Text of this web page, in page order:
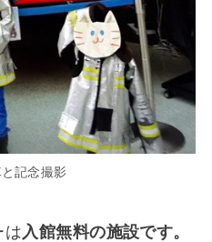
記念撮影
は 入館無料の施設です。